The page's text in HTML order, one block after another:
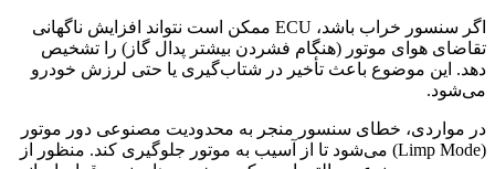
اگر سنسور خراب باشد، ECU ممکن است نتواند افزایش ناگهانی
تقاضای هوای موتور (هنگام فشردن بیشتر پدال گاز) را تشخیص
دهد. این موضوع باعث تأخیر در شتاب‌گیری یا حتی لرزش خودرو
می‌شود.
در مواردی، خطای سنسور منجر به محدودیت مصنوعی دور موتور
(Limp Mode) می‌شود تا از آسیب به موتور جلوگیری کند. منظور از